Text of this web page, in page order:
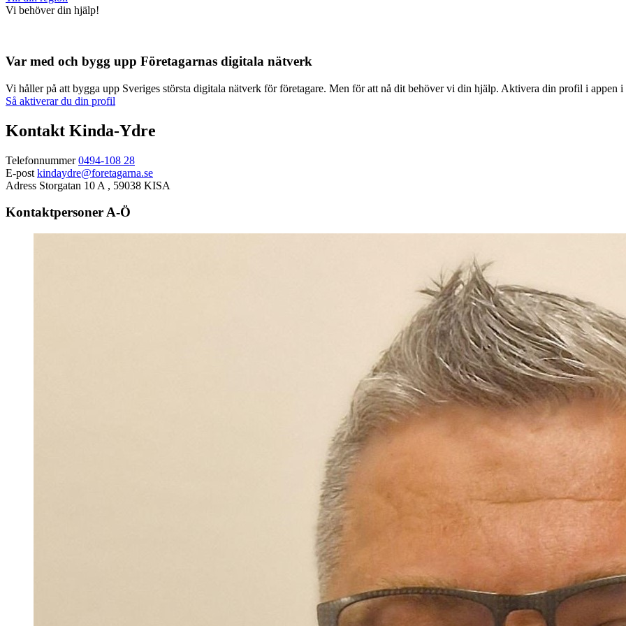
Vi behöver din hjälp!
Var med och bygg upp Företagarnas digitala nätverk
Vi håller på att bygga upp Sveriges största digitala nätverk för företagare. Men för att nå dit behöver vi din hjälp. Aktivera din profil i appen i
Så aktiverar du din profil
Kontakt Kinda-Ydre
Telefonnummer 0494-108 28
E-post kindaydre@foretagarna.se
Adress Storgatan 10 A , 59038 KISA
Kontaktpersoner A-Ö